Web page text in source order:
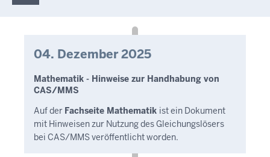
04. Dezember 2025
Mathematik - Hinweise zur Handhabung von
CAS/MMS
Auf der Fachseite Mathematik ist ein Dokument
mit Hinweisen zur Nutzung des Gleichungslösers
bei CAS/MMS veröffentlicht worden.